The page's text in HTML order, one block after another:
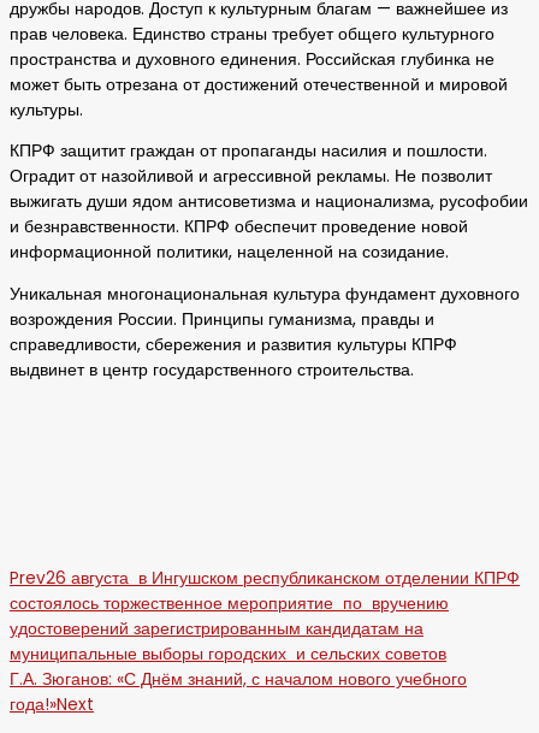
дружбы народов. Доступ к культурным благам — важнейшее из
прав человека. Единство страны требует общего культурного
пространства и духовного единения. Российская глубинка не
может быть отрезана от достижений отечественной и мировой
культуры.
КПРФ защитит граждан от пропаганды насилия и пошлости.
Оградит от назойливой и агрессивной рекламы. Не позволит
выжигать души ядом антисоветизма и национализма, русофобии
и безнравственности. КПРФ обеспечит проведение новой
информационной политики, нацеленной на созидание.
Уникальная многонациональная культура фундамент духовного
возрождения России. Принципы гуманизма, правды и
справедливости, сбережения и развития культуры КПРФ
выдвинет в центр государственного строительства.
Prev26 августа в Ингушском республиканском отделении КПРФ
состоялось торжественное мероприятие по вручению
удостоверений зарегистрированным кандидатам на
муниципальные выборы городских и сельских советов
Г.А. Зюганов: «С Днём знаний, с началом нового учебного
года!»Next